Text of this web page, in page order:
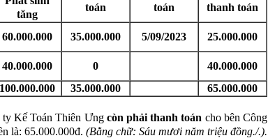
tăng
toán
toán
thanh toán
60.000.000 35.000.000 5/09/2023
25.000.000
40.000.000 0
40.000.000
100.000.000 35.000.000 65.000.000
ty Kế Toán Thiên Ưng còn phải thanh toán cho bên Công
là: 65.000.000đ. (Bằng chữ: Sáu mươi năm triệu đồng./.).